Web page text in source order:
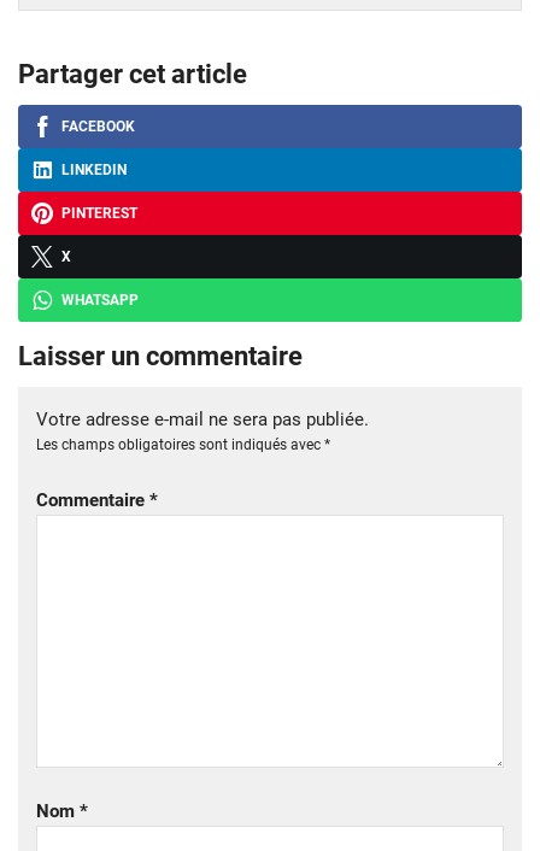
Partager cet article
FACEBOOK
LINKEDIN
PINTEREST
X
WHATSAPP
Laisser un commentaire
Votre adresse e-mail ne sera pas publiée.
Les champs obligatoires sont indiqués avec *
Commentaire *
Nom *